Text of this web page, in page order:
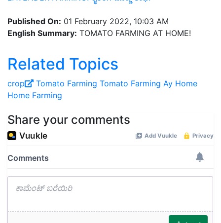
Published On: 01 February 2022, 10:03 AM
English Summary: TOMATO FARMING AT HOME!
Related Topics
crop Tomato Farming Tomato Farming Ay Home
Home Farming
Share your comments